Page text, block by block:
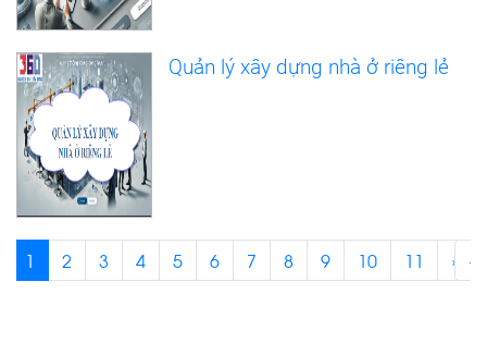
Quản lý xây dựng nhà ở riêng lẻ
1 2 3 4 5 6 7 8 9 10 11 › ‹